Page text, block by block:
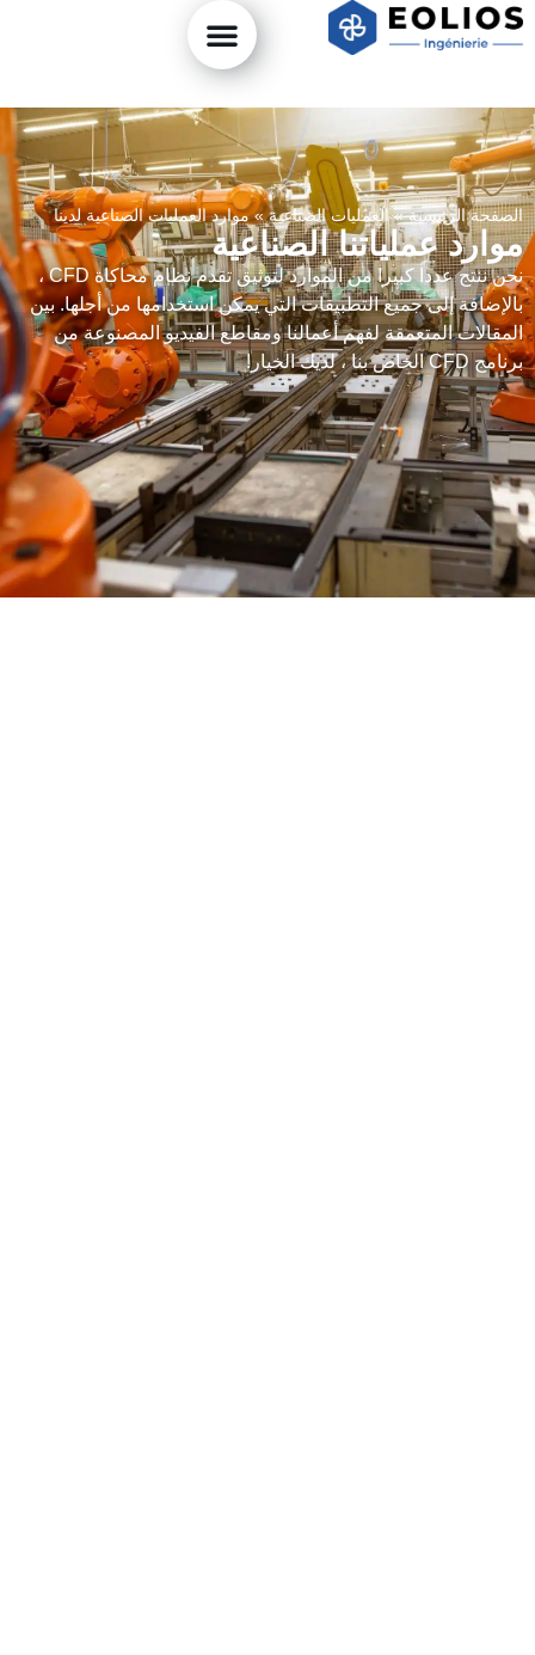
الصفحة الرئيسية»العمليات الصناعية»موارد العمليات الصناعية لدينا
موارد عملياتنا الصناعية
نحن ننتج عددا كبيرا من الموارد لتوثيق تقدم نظام محاكاة CFD ،
بالإضافة إلى جميع التطبيقات التي يمكن استخدامها من أجلها. بين
المقالات المتعمقة لفهم أعمالنا ومقاطع الفيديو المصنوعة من
برنامج CFD الخاص بنا ، لديك الخيار!